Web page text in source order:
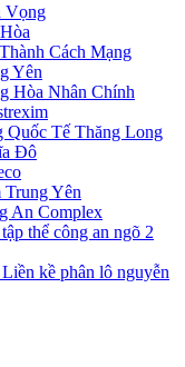
Vọng
Cách Mạng
Yên
Hòa Nhân Chính
Quốc Tế Thăng Long
Đô
Yên
An Complex
thể công an ngõ 2
kề phân lô nguyễn